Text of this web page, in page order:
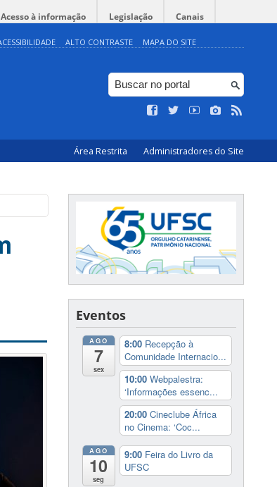
Acesso à informação Legislação Canais
ALTO CONTRASTE MAPA DO SITE
Área Restrita Administradores do Site
Eventos
AGO
7
sex
8:00 Recepção à
Comunidade Internacio...
10:00 Webpalestra:
‘Informações essenc...
20:00 Cineclube África
no Cinema: ‘Coc...
AGO
10
seg
9:00 Feira do Livro da
UFSC